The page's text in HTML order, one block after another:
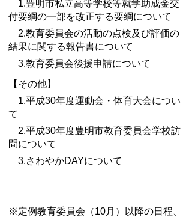
1.豊明市私立高等学校等就学助成金交
付要綱の一部を改正する要綱について
2.教育委員会の活動の点検及び評価の
結果に関する報告書について
3.教育委員会後援申請について
【その他】
1.平成30年度運動会・体育大会につい
て
2.平成30年度豊明市教育委員会学校訪
問について
3.さわやかDAYについて
※定例教育委員会（10月）以降の日程、